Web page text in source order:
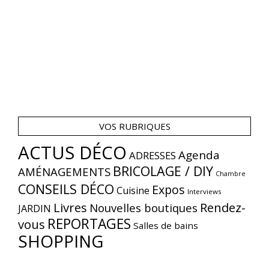
VOS RUBRIQUES
ACTUS DÉCO ADRESSES Agenda
AMÉNAGEMENTS BRICOLAGE / DIY Chambre
CONSEILS DÉCO Cuisine Expos Interviews
JARDIN Livres Nouvelles boutiques Rendez-
vous REPORTAGES Salles de bains
SHOPPING